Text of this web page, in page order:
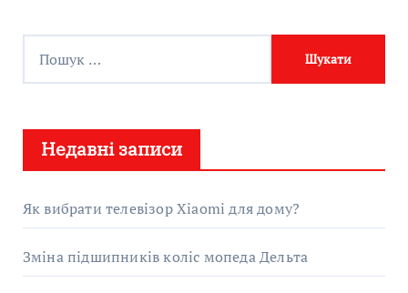
:
Недавні записи
Як вибрати телевізор Xiaomi для дому?
Зміна підшипників коліс мопеда Дельта